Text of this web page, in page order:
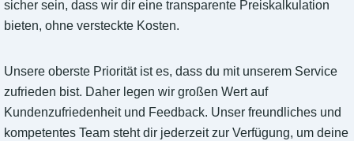
sicher sein, dass wir dir eine transparente Preiskalkulation
bieten, ohne versteckte Kosten.
Unsere oberste Priorität ist es, dass du mit unserem Service
zufrieden bist. Daher legen wir großen Wert auf
Kundenzufriedenheit und Feedback. Unser freundliches und
kompetentes Team steht dir jederzeit zur Verfügung, um deine